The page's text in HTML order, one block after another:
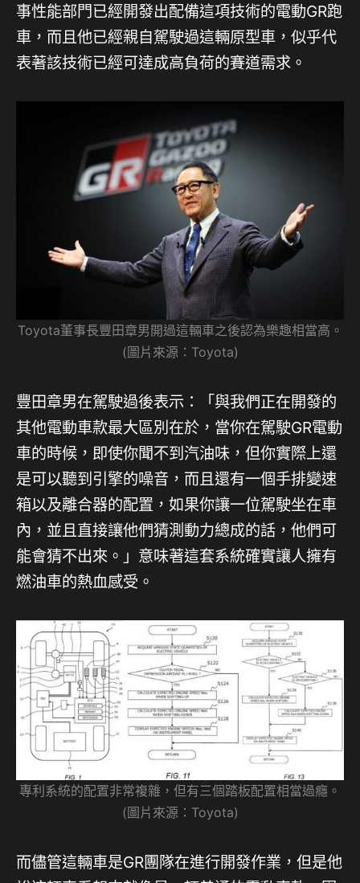
事性能部門已經開發出配備這項技術的電動GR跑
車，而且他已經親自駕駛過這輛原型車，似乎代
表著該技術已經可達成高負荷的賽道需求。
Toyota董事長豐田章男開過這輛車之後認為樂趣相當高。
(圖片來源：Toyota)
豐田章男在駕駛過後表示：「與我們正在開發的
其他電動車款最大區別在於，當你在駕駛GR電動
車的時候，即使你聞不到汽油味，但你實際上還
是可以聽到引擎的噪音，而且還有一個手排變速
箱以及離合器的配置，如果你讓一位駕駛坐在車
內，並且直接讓他們猜測動力總成的話，他們可
能會猜不出來。」意味著這套系統確實讓人擁有
燃油車的熱血感受。
專利系統的配置非常複雜，但有三個踏板配置相當過癮。
(圖片來源：Toyota)
而儘管這輛車是GR團隊在進行開發作業，但是他